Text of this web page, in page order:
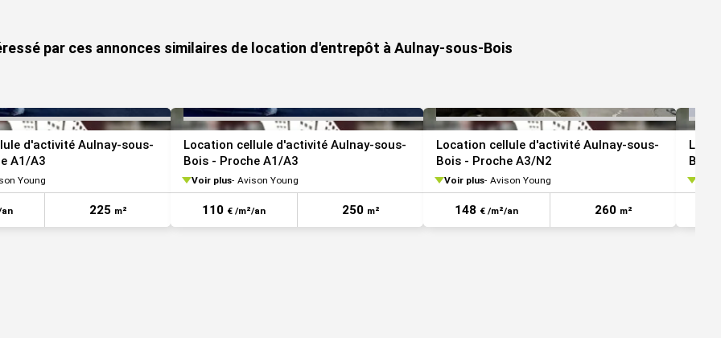
par ces annonces similaires de location d'entrepôt à Aulnay-sous-Bois
d'activité Aulnay-sous-
A1/A3
Young
an 225 m²
Location cellule d'activité Aulnay-sous-
Bois - Proche A1/A3
Voir plus Avison Young
110 € /m²/an 250 m²
Location cellule d'activité Aulnay-sous-
Bois - Proche A3/N2
Voir plus Avison Young
148 € /m²/an 260 m²
Bois